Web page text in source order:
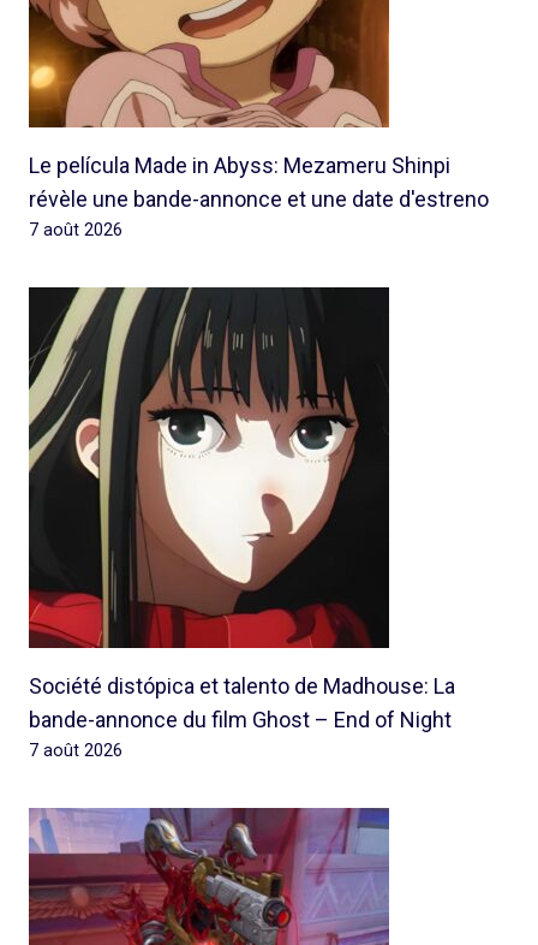
Le película Made in Abyss: Mezameru Shinpi
révèle une bande-annonce et une date d'estreno
7 août 2026
Société distópica et talento de Madhouse: La
bande-annonce du film Ghost – End of Night
7 août 2026